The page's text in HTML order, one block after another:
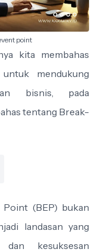
point
kita membahas
untuk mendukung
bisnis, pada
tentang Break-
(BEP) bukan
landasan yang
kesuksesan